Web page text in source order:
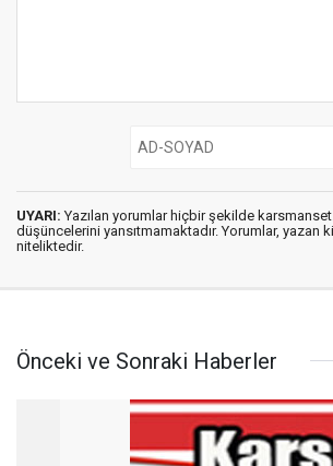
UYARI: Yazılan yorumlar hiçbir şekilde
düşüncelerini yansıtmamaktadır. Yorumlar, yazan
niteliktedir.
Önceki ve Sonraki Haberler